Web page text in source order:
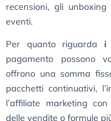
recensioni, gli
eventi.
Per quanto riguarda i
pagamento possono
offrono una somma
pacchetti continuativi,
l’affiliate marketing
delle vendite o formule